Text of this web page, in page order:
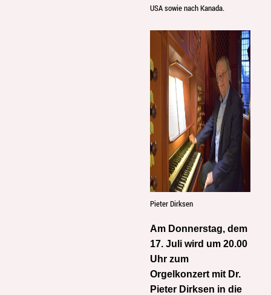
USA sowie nach Kanada.
Pieter Dirksen
Am Donnerstag, dem
17. Juli wird um 20.00
Uhr zum
Orgelkonzert mit Dr.
Pieter Dirksen in die